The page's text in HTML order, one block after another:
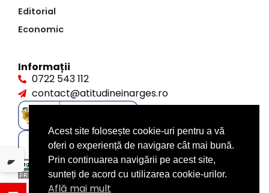
Editorial
Economic
Informații
0722 543 112
contact@atitudineinarges.ro
Acest site folosește cookie-uri pentru a vă
oferi o experiență de navigare cât mai bună.
Prin continuarea navigării pe acest site,
sunteți de acord cu utilizarea cookie-urilor.
Află mai mult